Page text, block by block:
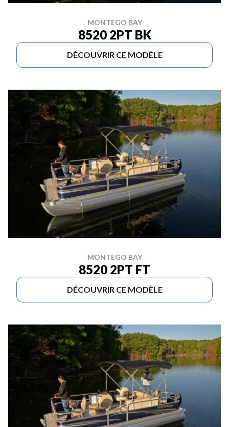
MONTEGO BAY
8520 2PT BK
DÉCOUVRIR CE MODÈLE
MONTEGO BAY
8520 2PT FT
DÉCOUVRIR CE MODÈLE